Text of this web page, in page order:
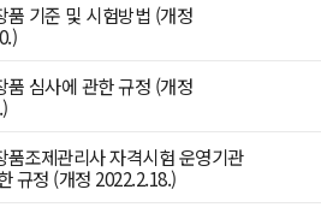
품 기준 및 시험방법 (개정
품 심사에 관한 규정 (개정
품조제관리사 자격시험 운영기관
규정 (개정 2022.2.18.)